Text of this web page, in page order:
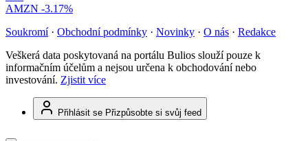
AMZN -3.17%
Soukromí · Obchodní podmínky · Novinky · O nás · Redakce
Veškerá data poskytovaná na portálu Bulios slouží pouze k
informačním účelům a nejsou určena k obchodování nebo
investování. Zjistit více
Přihlásit se Přizpůsobte si svůj feed